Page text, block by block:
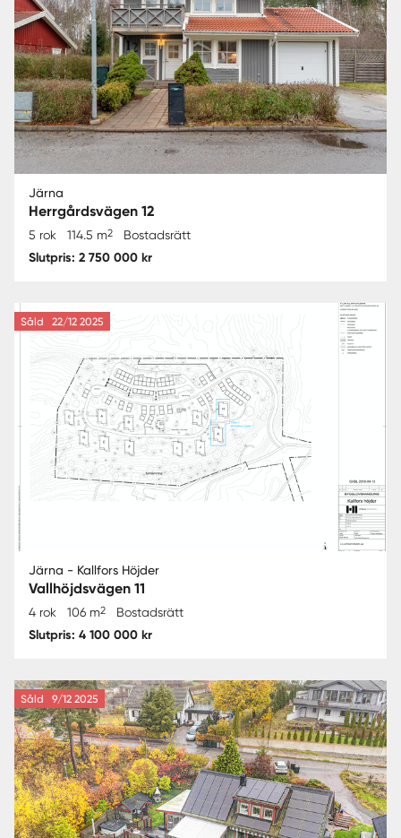
Järna
Herrgårdsvägen 12
5 rok 114.5 m2 Bostadsrätt
Slutpris: 2 750 000 kr
Såld 22/12 2025
Järna - Kallfors Höjder
Vallhöjdsvägen 11
4 rok 106 m2 Bostadsrätt
Slutpris: 4 100 000 kr
Såld 9/12 2025